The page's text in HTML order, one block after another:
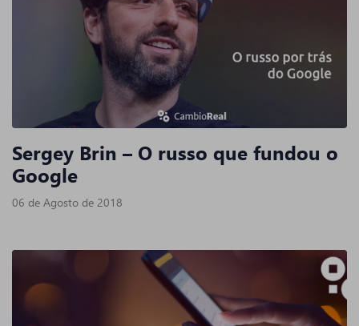
Sergey Brin – O russo que fundou o
Google
06 de Agosto de 2018